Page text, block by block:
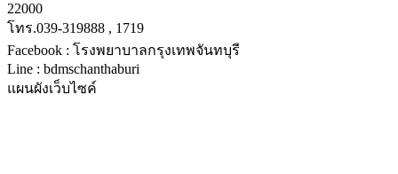
22000
โทร.039-319888 , 1719
Facebook : โรงพยาบาลกรุงเทพจันทบุรี
Line : bdmschanthaburi
แผนผังเว็บไซค์